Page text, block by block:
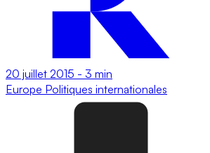
20 juillet 2015 - 3 min
Europe Politiques internationales